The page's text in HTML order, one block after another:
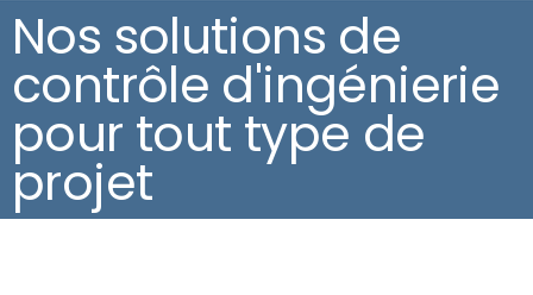
Nos solutions de
contrôle d'ingénierie
pour tout type de
projet